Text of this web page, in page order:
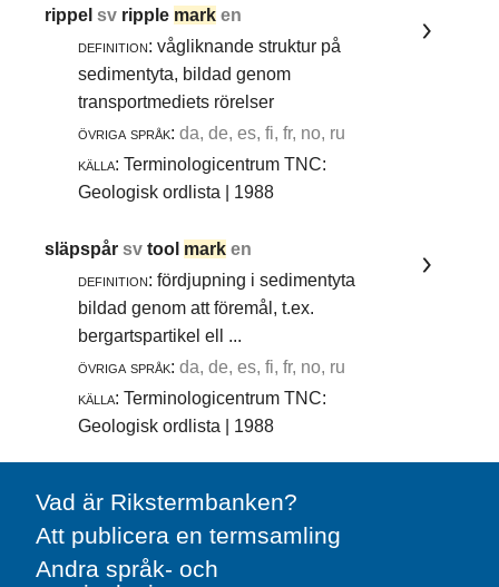
rippelsv ripple mark en
definition: vågliknande struktur på
sedimentyta, bildad genom
transportmediets rörelser
övriga språk: da, de, es, fi, fr, no, ru
källa: Terminologicentrum TNC:
Geologisk ordlista | 1988
släpspårsvtool mark en
definition: fördjupning i sedimentyta
bildad genom att föremål, t.ex.
bergartspartikel ell ...
övriga språk: da, de, es, fi, fr, no, ru
källa: Terminologicentrum TNC:
Geologisk ordlista | 1988
Vad är Rikstermbanken?
Att publicera en termsamling
Andra språk- och